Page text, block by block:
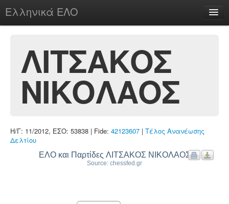
Ελληνικά ΕΛΟ
chesstu.be @ discord
Login
ΛΙΤΣΑΚΟΣ
ΝΙΚΟΛΑΟΣ
Η/Γ: 11/2012, ΕΣΟ: 53838 | Fide: 42123607 | Τέλος Ανανέωσης
Δελτίου
ΕΛΟ και Παρτίδες ΛΙΤΣΑΚΟΣ ΝΙΚΟΛΑΟΣ
Source: chessfed.gr